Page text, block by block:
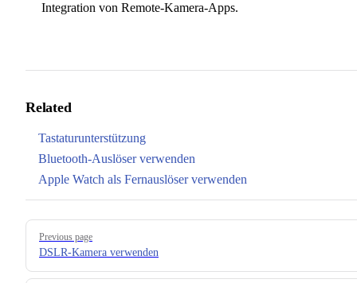
Integration von Remote-Kamera-Apps.
Related
Tastaturunterstützung
Bluetooth-Auslöser verwenden
Apple Watch als Fernauslöser verwenden
Pager
Previous page
DSLR-Kamera verwenden